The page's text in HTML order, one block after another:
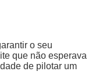
o seu
que não esperava
de pilotar um